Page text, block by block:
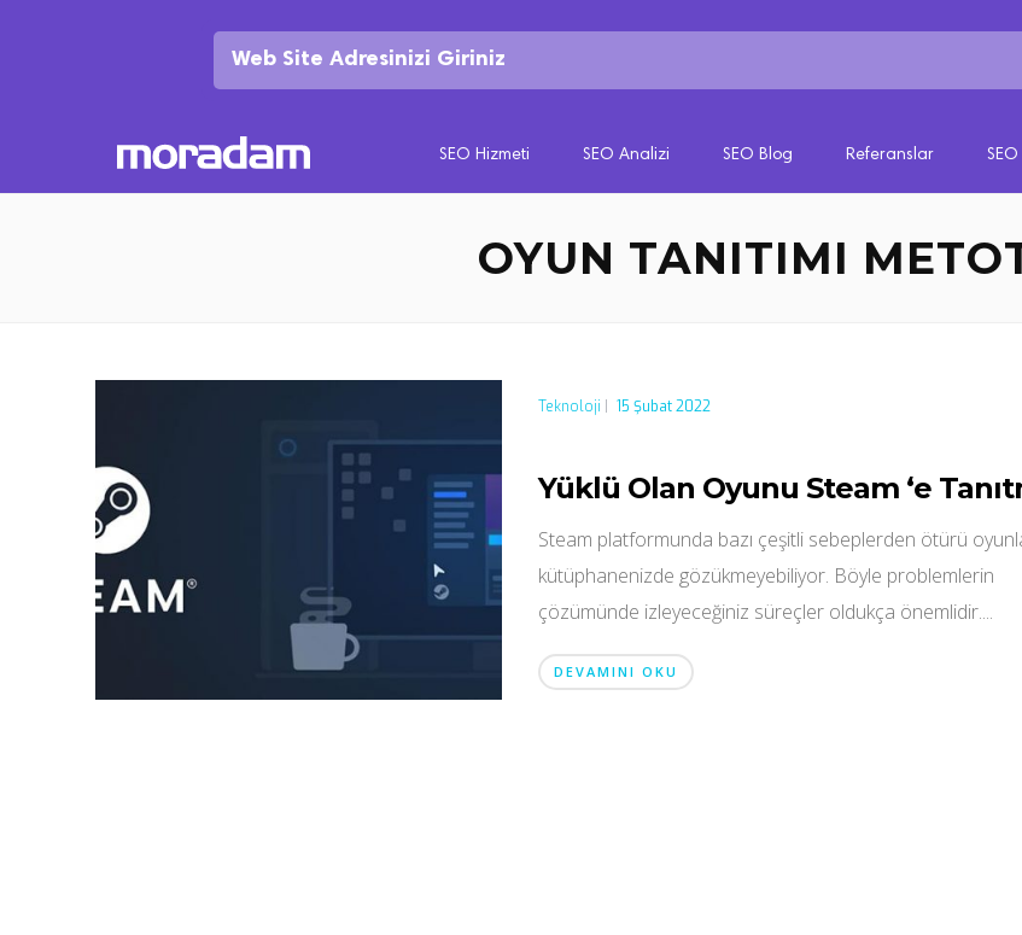
SEO Hizmeti SEO Analizi SEO Blog Referanslar SEO
OYUN TANITIMI
Teknoloji 15 Şubat 2022
Yüklü Olan Oyunu Steam ‘e
Steam platformunda bazı çeşitli sebeplerden ötürü
kütüphanenizde gözükmeyebiliyor. Böyle problemlerin
çözümünde izleyeceğiniz süreçler oldukça önemlidir....
DEVAMINI OKU